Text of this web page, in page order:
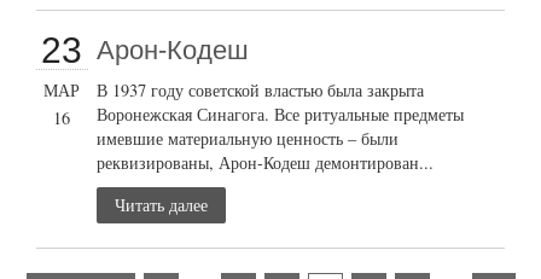
23
МАР
16
Арон-Кодеш
В 1937 году советской властью была закрыта
Воронежская Синагога. Все ритуальные предметы
имевшие материальную ценность – были
реквизированы, Арон-Кодеш демонтирован...
Читать далее